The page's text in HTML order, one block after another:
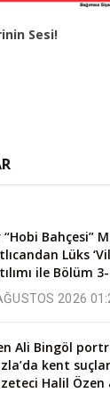
Sesi!
“Hobi Bahçesi”
Lüks
ile Bölüm
2026
Ali Bingöl
kent
Halil